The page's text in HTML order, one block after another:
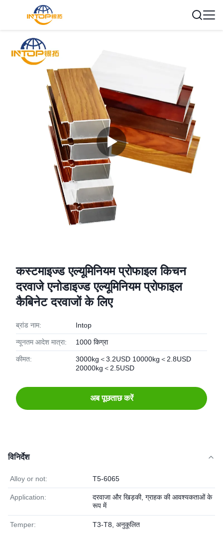
कस्टमाइज्ड एल्यूमिनियम प्रोफाइल किचन
दरवाजे एनोडाइज्ड एल्यूमिनियम प्रोफाइल
कैबिनेट दरवाजों के लिए
ब्रांड नाम: Intop
न्यूनतम आदेश मात्रा: 1000 किग्रा
कीमत:
3000kg＜3.2USD 10000kg＜2.8USD
20000kg＜2.5USD
अब पूछताछ करें
विनिर्देश
Alloy or not: T5-6065
Application:
दरवाजा और खिड़की, ग्राहक की आवश्यकताओं के
रूप में
Temper: T3-T8, अनुकूलित